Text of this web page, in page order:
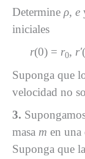
Determine ρ, e
iniciales
r(0) = r0, r′
Suponga que
velocidad no
3.
masa m en una
Suponga que